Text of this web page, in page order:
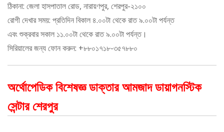
ঠিকানা: জেলা হাসপাতাল রোড, নারায়ণপুর, শেরপুর-২১০০
রোগী দেখার সময়: প্রতিদিন বিকাল ৪.০০টা থেকে রাত ৯.০০টা পর্যন্ত
এবং শুক্রবার সকাল ১১.০০টা থেকে রাত ৯.০০টা পর্যন্ত।
সিরিয়ালের জন্য ফোন করুন: +৮৮০১৭১৮-৩৫৭৮৮০
অর্থোপেডিক বিশেষজ্ঞ ডাক্তার আমজাদ ডায়াগনস্টিক
সেন্টার শেরপুর